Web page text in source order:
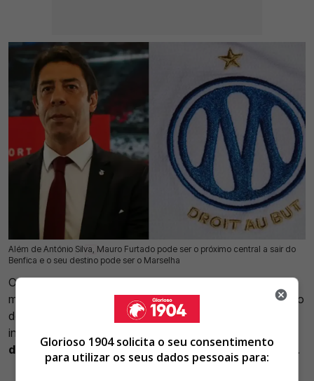
Além de António Silva, Mauro Furtado pode ser o próximo central a sair do
Benfica e o seu destino pode ser o Marselha
16 Jul 2026 | 17:31 | 0
OBenficaenfrenta um novo desafio para segurar uma das
maiores promessas da formação.Mauro Furtado
, campeão
do Mundo de sub-17 por Portugal, está a despertar forte
interesse no estrangeiro
dos clubes mais atentos à evolução do jovem defesa .
Glorioso 1904 solicita o seu consentimento
para utilizar os seus dados pessoais para: